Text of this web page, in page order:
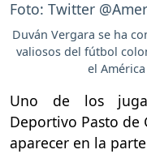
Duván Vergara se ha
valiosos del fútbol
el
Uno de los
Deportivo Pasto de
aparecer en la